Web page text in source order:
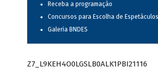
Receba a programação
Concursos para Escolha de
Galeria BNDES
Z7_L9KEH4O0LGSLB0ALK1PBI21116